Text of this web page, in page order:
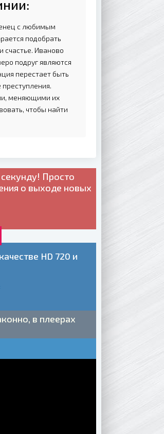
с любимым
подобрать
счастье. Иваново
подруг являются
перестает быть
меняющими их
чтобы найти
секунду! Просто
о выходе новых
HD 720 и
в плеерах